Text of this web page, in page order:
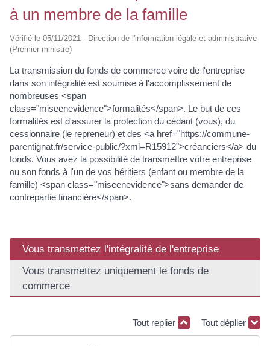
à un membre de la famille
Vérifié le 05/11/2021 - Direction de l'information légale et administrative
(Premier ministre)
La transmission du fonds de commerce voire de l'entreprise
dans son intégralité est soumise à l'accomplissement de
nombreuses <span
class="miseenevidence">formalités</span>. Le but de ces
formalités est d'assurer la protection du cédant (vous), du
cessionnaire (le repreneur) et des <a href="https://commune-
parentignat.fr/service-public/?xml=R15912">créanciers</a> du
fonds. Vous avez la possibilité de transmettre votre entreprise
ou son fonds à l'un de vos héritiers (enfant ou membre de la
famille) <span class="miseenevidence">sans demander de
contrepartie financière</span>.
Vous transmettez l'intégralité de l'entreprise
Vous transmettez uniquement le fonds de
commerce
Tout replier Tout déplier